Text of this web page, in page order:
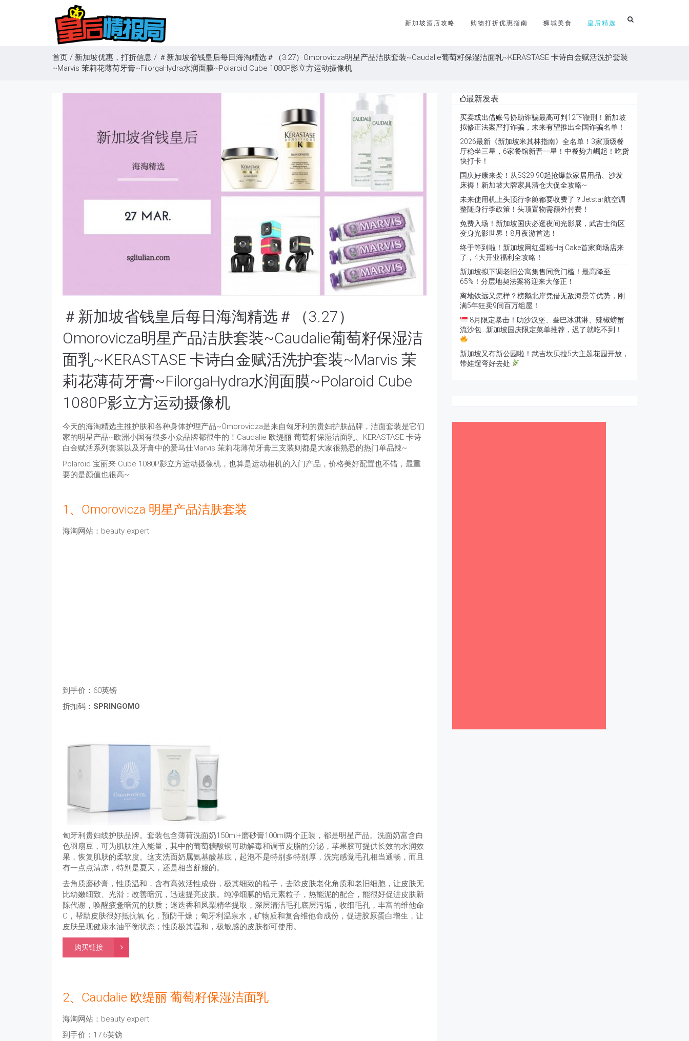
新加坡酒店攻略 购物打折优惠指南 狮城美食 皇后精选
首页 / 新加坡优惠，打折信息 / ＃新加坡省钱皇后每日海淘精选＃（3.27）Omorovicza明星产品洁肤套装~Caudalie葡萄籽保湿洁面乳~KERASTASE 卡诗白金赋活洗护套装
~Marvis 茉莉花薄荷牙膏~FilorgaHydra水润面膜~Polaroid Cube 1080P影立方运动摄像机
＃新加坡省钱皇后每日海淘精选＃（3.27）
Omorovicza明星产品洁肤套装~Caudalie葡萄籽保湿洁
面乳~KERASTASE 卡诗白金赋活洗护套装~Marvis 茉
莉花薄荷牙膏~FilorgaHydra水润面膜~Polaroid Cube
1080P影立方运动摄像机
今天的海淘精选主推护肤和各种身体护理产品~Omorovicza是来自匈牙利的贵妇护肤品牌，洁面套装是它们
家的明星产品~欧洲小国有很多小众品牌都很牛的！Caudalie 欧缇丽 葡萄籽保湿洁面乳、KERASTASE 卡诗
白金赋活系列套装以及牙膏中的爱马仕Marvis 茉莉花薄荷牙膏三支装则都是大家很熟悉的热门单品辣~
Polaroid 宝丽来 Cube 1080P影立方运动摄像机，也算是运动相机的入门产品，价格美好配置也不错，最重
要的是颜值也很高~
1、Omorovicza 明星产品洁肤套装
海淘网站：beauty expert
到手价：60英镑
折扣码： SPRINGOMO
匈牙利贵妇线护肤品牌。套装包含薄荷洗面奶150ml+磨砂膏100ml两个正装，都是明星产品。洗面奶富含白
色羽扇豆，可为肌肤注入能量，其中的葡萄糖酸铜可助解毒和调节皮脂的分泌，苹果胶可提供长效的水润效
果，恢复肌肤的柔软度。这支洗面奶属氨基酸基底，起泡不是特别多特别厚，洗完感觉毛孔相当通畅，而且
有一点点清凉，特别是夏天，还是相当舒服的。
去角质磨砂膏，性质温和，含有高效活性成份，极其细致的粒子，去除皮肤老化角质和老旧细胞，让皮肤无
比幼嫩细致、光滑；改善暗沉，迅速提亮皮肤。纯净细腻的铝元素粒子，热能泥的配合，能很好促进皮肤新
陈代谢，唤醒疲惫暗沉的肤质；迷迭香和凤梨精华提取，深层清洁毛孔底层污垢，收细毛孔，丰富的维他命
C，帮助皮肤很好抵抗氧 化，预防干燥；匈牙利温泉水，矿物质和复合维他命成份，促进胶原蛋白增生，让
皮肤呈现健康水油平衡状态；性质极其温和，极敏感的皮肤都可使用。
购买链接
2、Caudalie 欧缇丽 葡萄籽保湿洁面乳
海淘网站：beauty expert
到手价：17.6英镑
最新发表
买卖或出借账号协助诈骗最高可判12下鞭刑！新加坡
拟修正法案严打诈骗，未来有望推出全国诈骗名单！
2026最新《新加坡米其林指南》全名单！3家顶级餐
厅稳坐三星，6家餐馆新晋一星！中餐势力崛起！吃货
快打卡！
国庆好康来袭！从S$29.90起抢爆款家居用品、沙发
床褥！新加坡大牌家具清仓大促全攻略~
未来使用机上头顶行李舱都要收费了？Jetstar航空调
整随身行李政策！头顶置物需额外付费！
免费入场！新加坡国庆必逛夜间光影展，武吉士街区
变身光影世界！8月夜游首选！
终于等到啦！新加坡网红蛋糕Hej Cake首家商场店来
了，4大开业福利全攻略！
新加坡拟下调老旧公寓集售同意门槛！最高降至
65%！分层地契法案将迎来大修正！
离地铁远又怎样？榜鹅北岸凭借无敌海景等优势，刚
满5年狂卖9间百万组屋！
8月限定暴击！叻沙汉堡、叁巴冰淇淋、辣椒螃蟹
流沙包…新加坡国庆限定菜单推荐，迟了就吃不到！
新加坡又有新公园啦！武吉坎贝拉5大主题花园开放，
带娃遛弯好去处